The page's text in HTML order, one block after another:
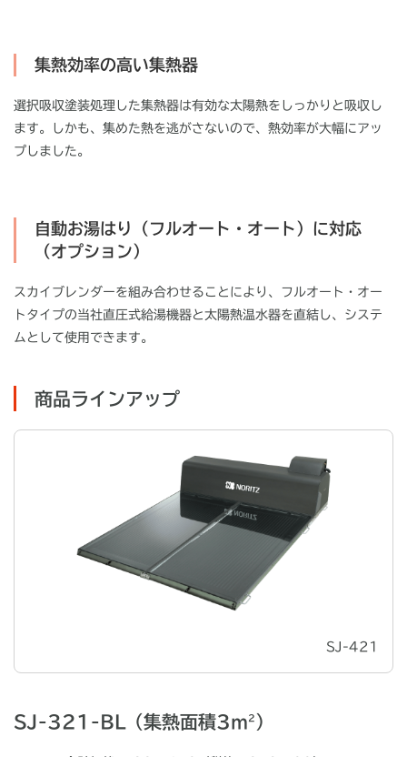
集熱効率の高い集熱器
選択吸収塗装処理した集熱器は有効な太陽熱をしっかりと吸収し
ます。しかも、集めた熱を逃がさないので、熱効率が大幅にアッ
プしました。
自動お湯はり（フルオート・オート）に対応
（オプション）
スカイブレンダーを組み合わせることにより、フルオート・オー
トタイプの当社直圧式給湯機器と太陽熱温水器を直結し、システ
ムとして使用できます。
商品ラインアップ
SJ-421
SJ-321-BL（集熱面積3m 2 ）